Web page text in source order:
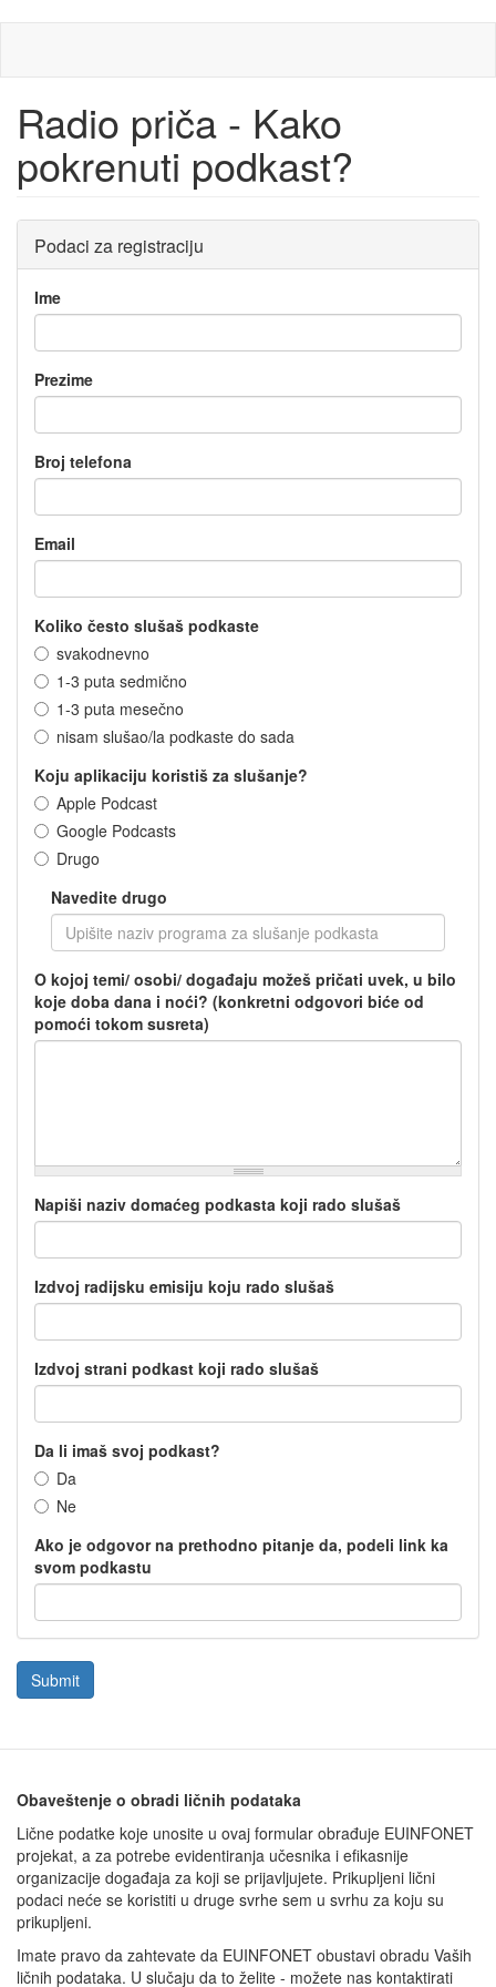
main
Radio priča - Kako
pokrenuti podkast?
Podaci za registraciju
Ime
Prezime
Broj telefona
Email
Koliko često slušaš podkaste
svakodnevno
1-3 puta sedmično
1-3 puta mesečno
nisam slušao/la podkaste do sada
Koju aplikaciju koristiš za slušanje?
Apple Podcast
Google Podcasts
Drugo
Navedite drugo
O kojoj temi/ osobi/ događaju možeš pričati uvek, u bilo
koje doba dana i noći? (konkretni odgovori biće od
pomoći tokom susreta)
Napiši naziv domaćeg podkasta koji rado slušaš
Izdvoj radijsku emisiju koju rado slušaš
Izdvoj strani podkast koji rado slušaš
Da li imaš svoj podkast?
Da
Ne
Ako je odgovor na prethodno pitanje da, podeli link ka
svom podkastu
Submit
Obaveštenje o obradi ličnih podataka
Lične podatke koje unosite u ovaj formular obrađuje EUINFONET
projekat, a za potrebe evidentiranja učesnika i efikasnije
organizacije događaja za koji se prijavljujete. Prikupljeni lični
podaci neće se koristiti u druge svrhe sem u svrhu za koju su
prikupljeni.
Imate pravo da zahtevate da EUINFONET obustavi obradu Vaših
ličnih podataka. U slučaju da to želite - možete nas kontaktirati